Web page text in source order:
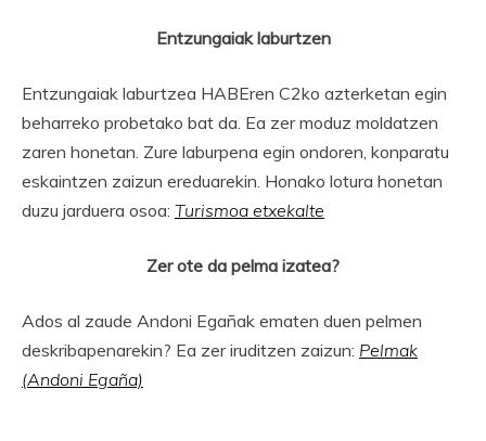
Entzungaiak laburtzen
Entzungaiak laburtzea HABEren C2ko azterketan egin
beharreko probetako bat da. Ea zer moduz moldatzen
zaren honetan. Zure laburpena egin ondoren, konparatu
eskaintzen zaizun ereduarekin. Honako lotura honetan
duzu jarduera osoa: Turismoa etxekalte
Zer ote da pelma izatea?
Ados al zaude Andoni Egañak ematen duen pelmen
deskribapenarekin? Ea zer iruditzen zaizun: Pelmak
(Andoni Egaña)